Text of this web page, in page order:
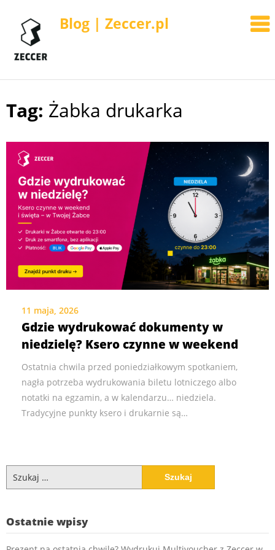
Blog | Zeccer.pl
Skip
Tag: Żabka drukarka
11 maja, 2026
Gdzie wydrukować dokumenty w
niedzielę? Ksero czynne w weekend
Ostatnia chwila przed poniedziałkowym spotkaniem,
nagła potrzeba wydrukowania biletu lotniczego albo
notatki na egzamin, a w kalendarzu… niedziela.
Tradycyjne punkty ksero i drukarnie są…
Ostatnie wpisy